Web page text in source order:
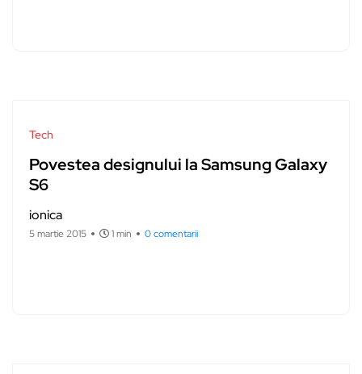
Tech
Povestea designului la Samsung Galaxy
S6
ionica
5 martie 2015 1 min 0 comentarii